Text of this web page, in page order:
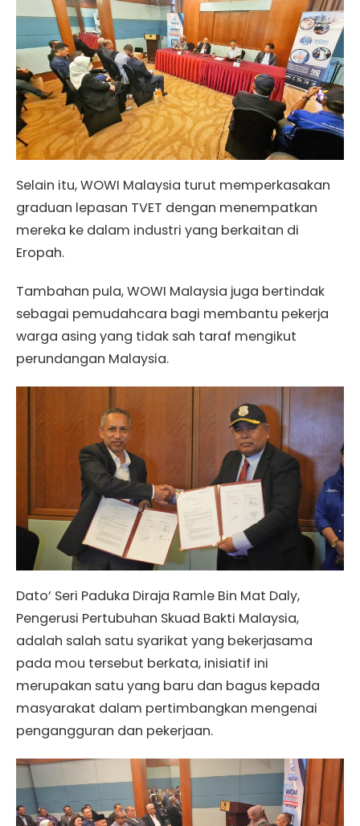
Selain itu, WOWI Malaysia turut memperkasakan
graduan lepasan TVET dengan menempatkan
mereka ke dalam industri yang berkaitan di
Eropah.
Tambahan pula, WOWI Malaysia juga bertindak
sebagai pemudahcara bagi membantu pekerja
warga asing yang tidak sah taraf mengikut
perundangan Malaysia.
Dato’ Seri Paduka Diraja Ramle Bin Mat Daly,
Pengerusi Pertubuhan Skuad Bakti Malaysia,
adalah salah satu syarikat yang bekerjasama
pada mou tersebut berkata, inisiatif ini
merupakan satu yang baru dan bagus kepada
masyarakat dalam pertimbangkan mengenai
pengangguran dan pekerjaan.